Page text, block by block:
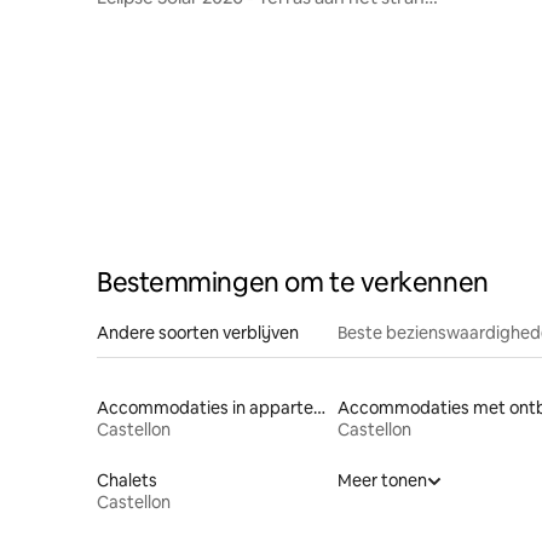
Bestemmingen om te verkennen
Andere soorten verblijven Beste
Accommodaties in appartementen met diensten
Castellon
Accommodaties met
Castellon
Chalets
Castellon
Meer tonen